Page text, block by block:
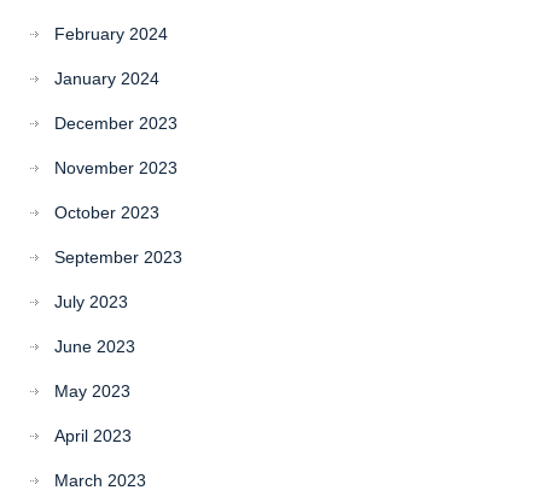
February 2024
January 2024
December 2023
November 2023
October 2023
September 2023
July 2023
June 2023
May 2023
April 2023
March 2023